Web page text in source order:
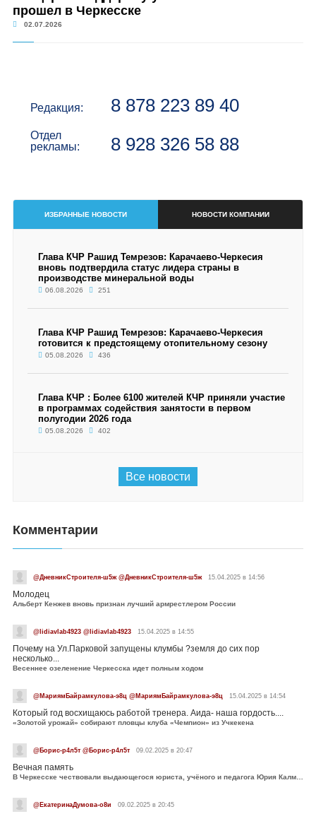
прошел в Черкесске
02.07.2026
Редакция: 8 878 223 89 40
Отдел
рекламы:
8 928 326 58 88
ИЗБРАННЫЕ НОВОСТИ НОВОСТИ КОМПАНИИ
Глава КЧР Рашид Темрезов: Карачаево-Черкесия
вновь подтвердила статус лидера страны в
производстве минеральной воды
06.08.2026 251
Глава КЧР Рашид Темрезов: Карачаево-Черкесия
готовится к предстоящему отопительному сезону
05.08.2026 436
Глава КЧР : Более 6100 жителей КЧР приняли участие
в программах содействия занятости в первом
полугодии 2026 года
05.08.2026 402
Все новости
Комментарии
@ДневникСтроителя-ш5ж @ДневникСтроителя-ш5ж 15.04.2025 в 14:56
Молодец
Альберт Кенжев вновь признан лучший армрестлером России
@lidiavlab4923 @lidiavlab4923 15.04.2025 в 14:55
Почему на Ул.Парковой запущены клумбы ?земля до сих пор
несколько...
Весеннее озеленение Черкесска идет полным ходом
@МариямБайрамкулова-э8ц @МариямБайрамкулова-э8ц 15.04.2025 в 14:54
Который год восхищаюсь работой тренера. Аида- наша гордость....
«Золотой урожай» собирают пловцы клуба «Чемпион» из Учкекена
@Борис-р4л5т @Борис-р4л5т 09.02.2025 в 20:47
Вечная память
В Черкесске чествовали выдающегося юриста, учёного и педагога Юрия Калмыкова
@ЕкатеринаДумова-о8и 09.02.2025 в 20:45